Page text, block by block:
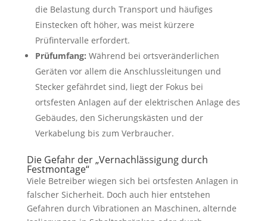
die Belastung durch Transport und häufiges
Einstecken oft höher, was meist kürzere
Prüfintervalle erfordert.
Prüfumfang: Während bei ortsveränderlichen
Geräten vor allem die Anschlussleitungen und
Stecker gefährdet sind, liegt der Fokus bei
ortsfesten Anlagen auf der elektrischen Anlage des
Gebäudes, den Sicherungskästen und der
Verkabelung bis zum Verbraucher.
Die Gefahr der „Vernachlässigung durch
Festmontage“
Viele Betreiber wiegen sich bei ortsfesten Anlagen in
falscher Sicherheit. Doch auch hier entstehen
Gefahren durch Vibrationen an Maschinen, alternde